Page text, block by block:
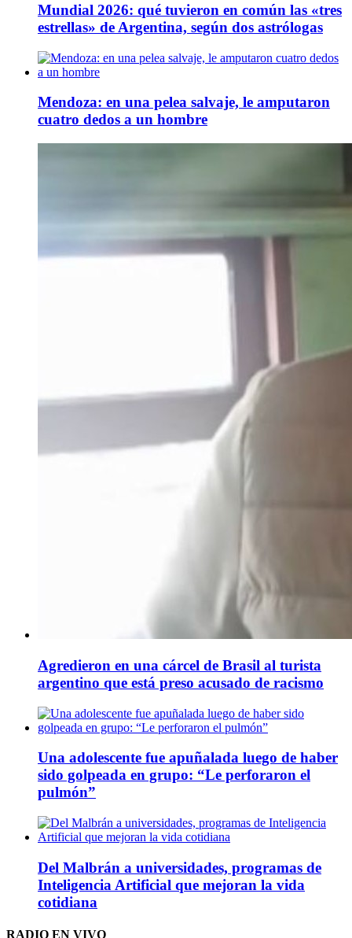
Mundial 2026: qué tuvieron en común las «tres
estrellas» de Argentina, según dos astrólogas
Mendoza: en una pelea salvaje, le amputaron
cuatro dedos a un hombre
Agredieron en una cárcel de Brasil al turista
argentino que está preso acusado de racismo
Una adolescente fue apuñalada luego de haber
sido golpeada en grupo: “Le perforaron el
pulmón”
Del Malbrán a universidades, programas de
Inteligencia Artificial que mejoran la vida
cotidiana
RADIO EN VIVO